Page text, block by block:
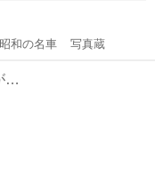
昭和の名車 写真蔵
夏に汚れたクルマは、秋が来る前に「ウォッシュ＆クリーン EX」でキレイにしておきたい！【MMスタイル コレクション】